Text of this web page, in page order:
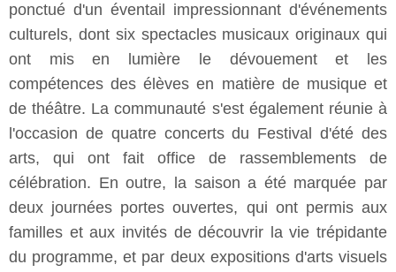
ponctué d'un éventail impressionnant d'événements
culturels, dont six spectacles musicaux originaux qui
ont mis en lumière le dévouement et les
compétences des élèves en matière de musique et
de théâtre. La communauté s'est également réunie à
l'occasion de quatre concerts du Festival d'été des
arts, qui ont fait office de rassemblements de
célébration. En outre, la saison a été marquée par
deux journées portes ouvertes, qui ont permis aux
familles et aux invités de découvrir la vie trépidante
du programme, et par deux expositions d'arts visuels